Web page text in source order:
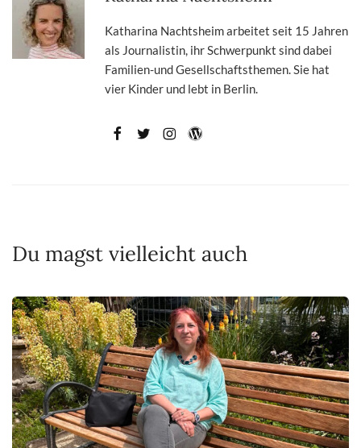
Katharina Nachtsheim arbeitet seit 15 Jahren
als Journalistin, ihr Schwerpunkt sind dabei
Familien-und Gesellschaftsthemen. Sie hat
vier Kinder und lebt in Berlin.
Du magst vielleicht auch